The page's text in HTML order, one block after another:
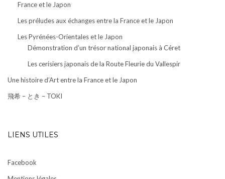
France et le Japon
Les préludes aux échanges entre la France et le Japon
Les Pyrénées-Orientales et le Japon
Démonstration d’un trésor national japonais à Céret
Les cerisiers japonais de la Route Fleurie du Vallespir
Une histoire d’Art entre la France et le Japon
飛希 – とき – TOKI
LIENS UTILES
Facebook